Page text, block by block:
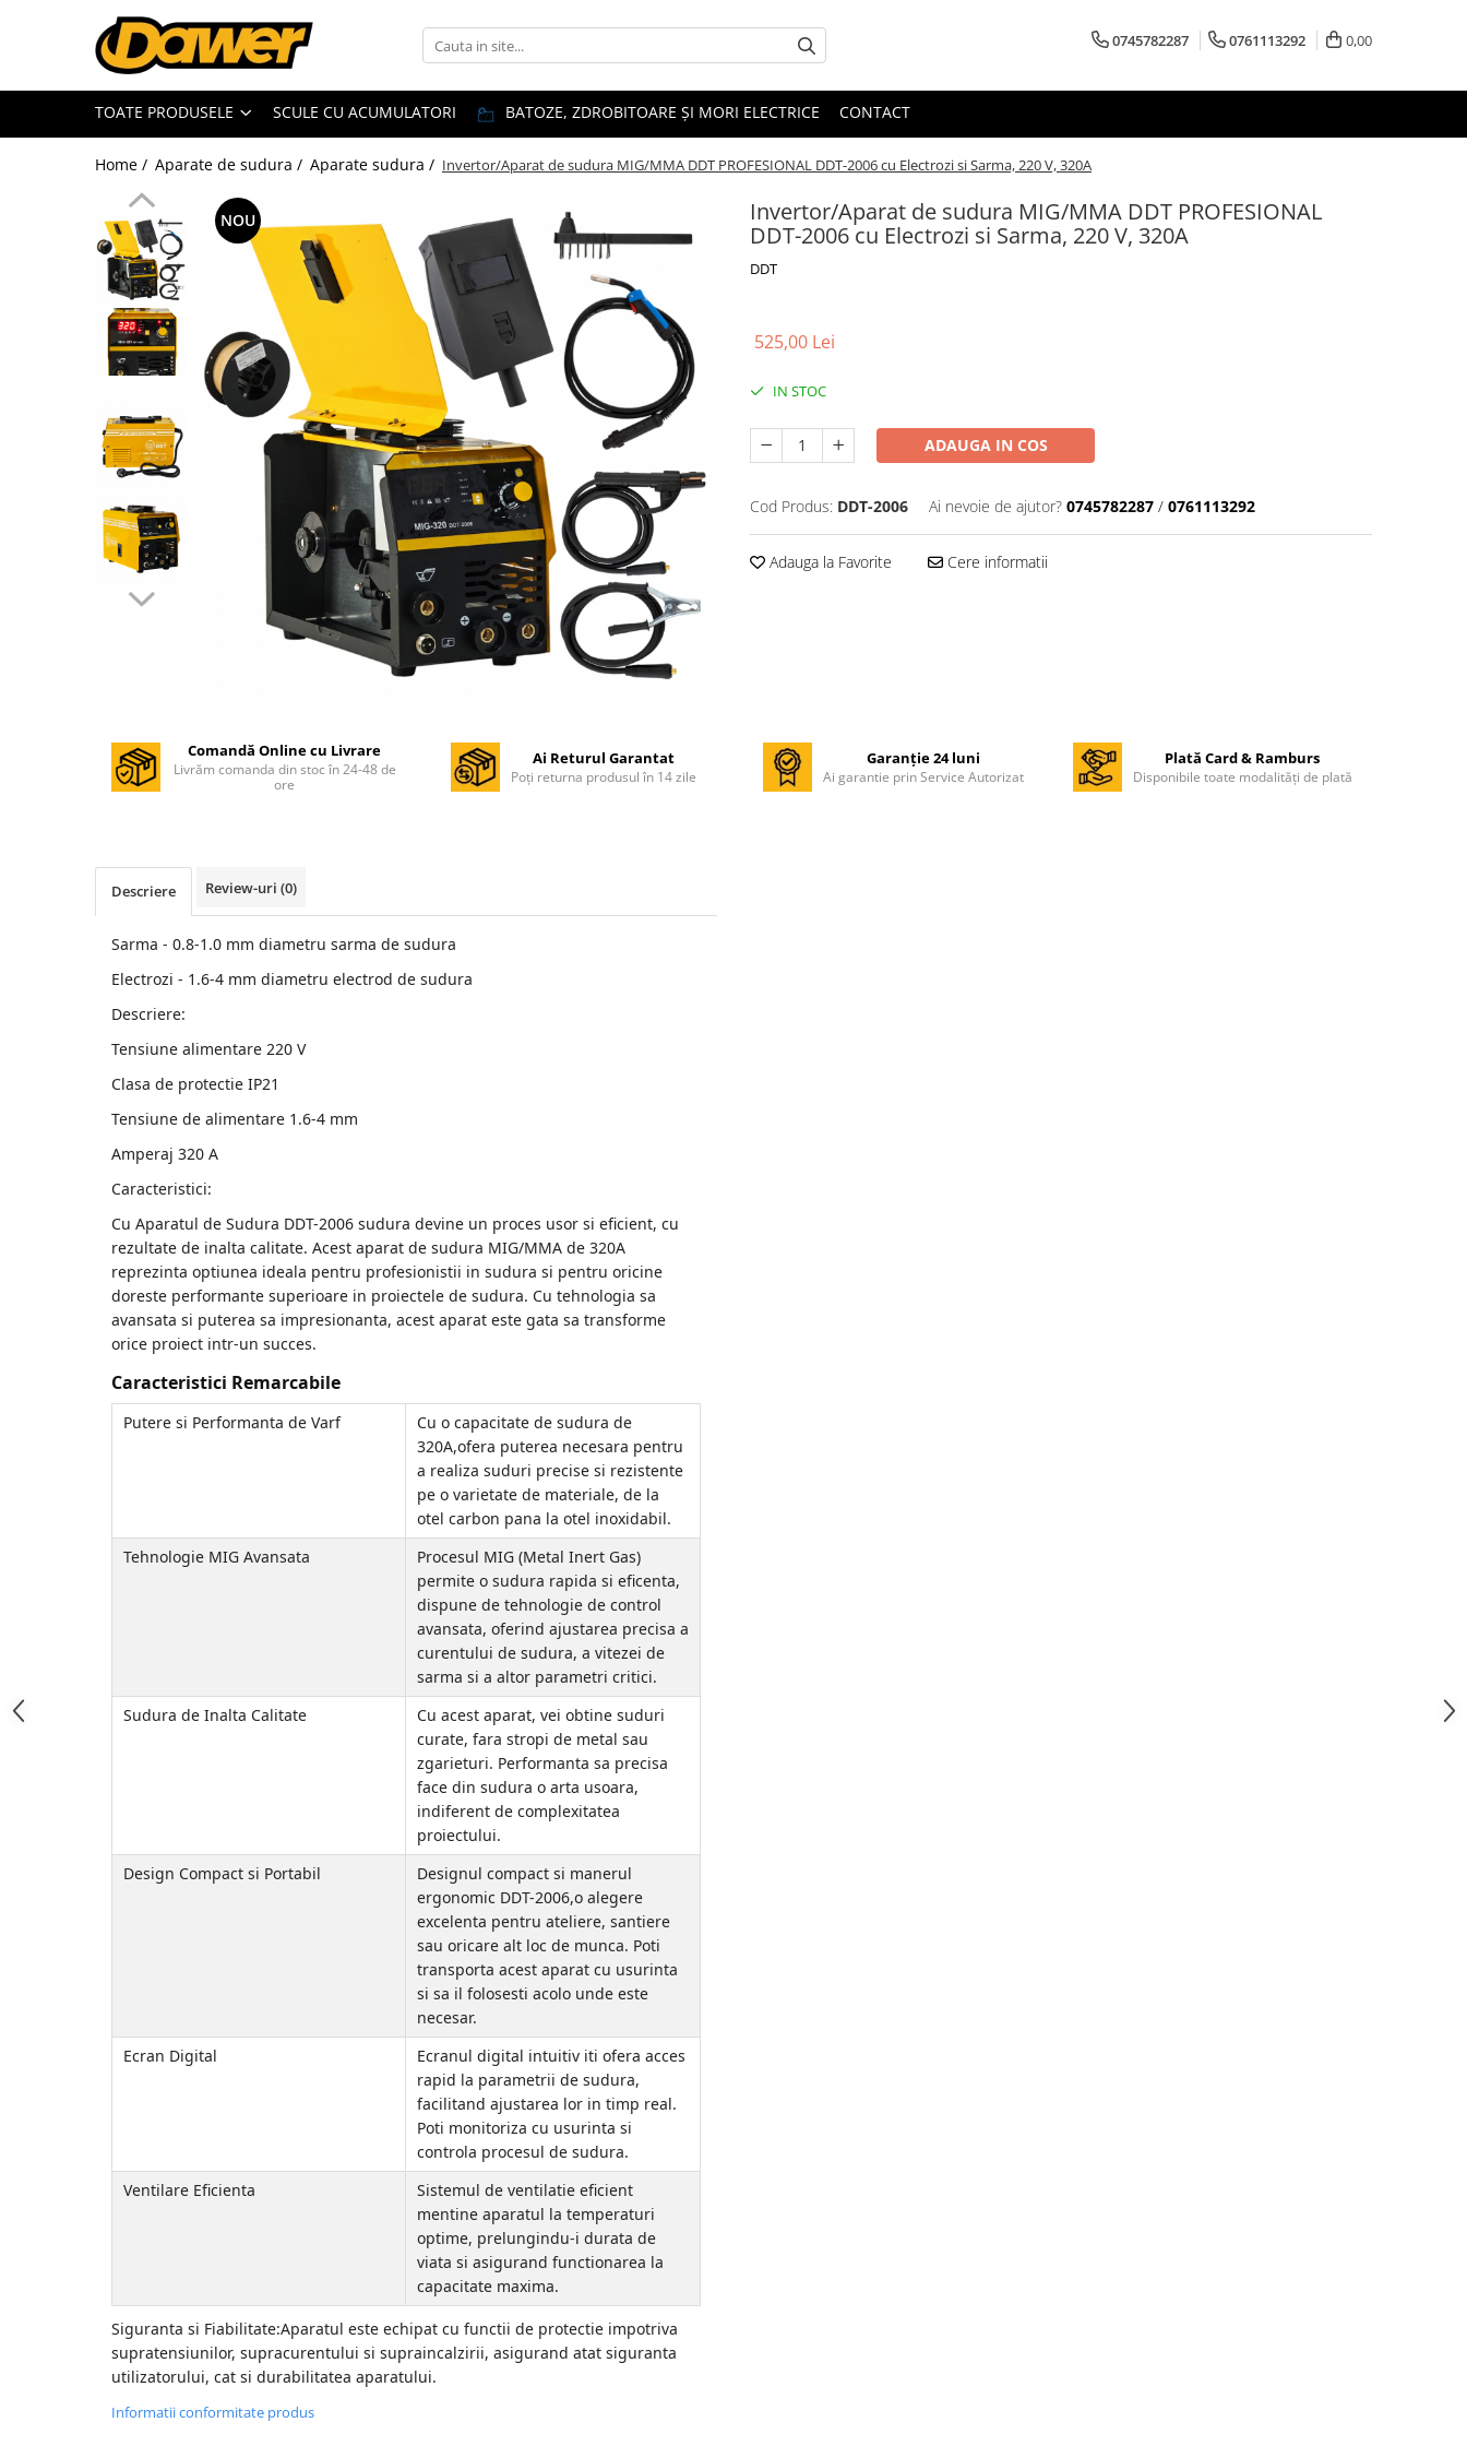
Toate Produsele
Pompe apă și Hidrofoare
Pompe submersibile
Pompe apa de suprafata
Pompe apa murdara
Pompe recirculare
Accesorii pompe
Scule și Unelte electrice
Masini de gaurit
Masini de gaurit si insurubat
Circulare si fierastraie electrice
Masini de slefuit si polisat
Polizoare electrice
Ciocane Rotopercutoare
Acumulatori si incarcatoare
Aparate sudura
Accesorii de sudura
Accesorii si consumabile drujbe
Accesorii motocoase
Casa, gradina si Bricolaj
Aparate si masini gradinarit
Atomizoare si pompe de stropit
Utilaje Gradinarit
Scule si unelte
Mori electrice
Generatoare și Motoare
0745782287 0761113292 0,00
TOATE PRODUSELE SCULE CU ACUMULATORI BATOZE, ZDROBITOARE ȘI MORI ELECTRICE CONTACT
Home / Aparate de sudura / Aparate sudura / Invertor/Aparat de sudura MIG/MMA DDT PROFESIONAL DDT-2006 cu Electrozi si Sarma, 220 V, 320A
Invertor/Aparat de sudura MIG/MMA DDT PROFESIONAL
DDT-2006 cu Electrozi si Sarma, 220 V, 320A
DDT
NOU
525,00 Lei
IN STOC
ADAUGA IN COS
Cod Produs: DDT-2006 Ai nevoie de ajutor? 0745782287 / 0761113292
Adauga la Favorite Cere informatii
Comandă Online cu Livrare
Livrăm comanda din stoc în 24-48 de
ore
Ai Returul Garantat
Poți returna produsul în 14 zile
Garanție 24 luni
Ai garantie prin Service Autorizat
Plată Card & Ramburs
Disponibile toate modalități de plată
Descriere Review-uri (0)
Sarma - 0.8-1.0 mm diametru sarma de sudura
Electrozi - 1.6-4 mm diametru electrod de sudura
Descriere:
Tensiune alimentare 220 V
Clasa de protectie IP21
Tensiune de alimentare 1.6-4 mm
Amperaj 320 A
Caracteristici:
Cu Aparatul de Sudura DDT-2006 sudura devine un proces usor si eficient, cu
rezultate de inalta calitate. Acest aparat de sudura MIG/MMA de 320A
reprezinta optiunea ideala pentru profesionistii in sudura si pentru oricine
doreste performante superioare in proiectele de sudura. Cu tehnologia sa
avansata si puterea sa impresionanta, acest aparat este gata sa transforme
orice proiect intr-un succes.
Caracteristici Remarcabile
Putere si Performanta de Varf
Cu o capacitate de sudura de
320A,ofera puterea necesara pentru
a realiza suduri precise si rezistente
pe o varietate de materiale, de la
otel carbon pana la otel inoxidabil.
Tehnologie MIG Avansata
Procesul MIG (Metal Inert Gas)
permite o sudura rapida si eficenta,
dispune de tehnologie de control
avansata, oferind ajustarea precisa a
curentului de sudura, a vitezei de
sarma si a altor parametri critici.
Sudura de Inalta Calitate
Cu acest aparat, vei obtine suduri
curate, fara stropi de metal sau
zgarieturi. Performanta sa precisa
face din sudura o arta usoara,
indiferent de complexitatea
proiectului.
Design Compact si Portabil
Designul compact si manerul
ergonomic DDT-2006,o alegere
excelenta pentru ateliere, santiere
sau oricare alt loc de munca. Poti
transporta acest aparat cu usurinta
si sa il folosesti acolo unde este
necesar.
Ecran Digital
Ecranul digital intuitiv iti ofera acces
rapid la parametrii de sudura,
facilitand ajustarea lor in timp real.
Poti monitoriza cu usurinta si
controla procesul de sudura.
Ventilare Eficienta
Sistemul de ventilatie eficient
mentine aparatul la temperaturi
optime, prelungindu-i durata de
viata si asigurand functionarea la
capacitate maxima.
Siguranta si Fiabilitate:Aparatul este echipat cu functii de protectie impotriva
supratensiunilor, supracurentului si supraincalzirii, asigurand atat siguranta
utilizatorului, cat si durabilitatea aparatului.
Informatii conformitate produs